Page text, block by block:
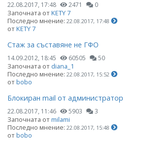
22.08.2017, 17:48 2471 0
Започната отKETY 7
Последно мнение: 22.08.2017, 17:48
отKETY 7
Стаж за съставяне не ГФО
14.09.2012, 18:45 60505 50
Започната от diana_1
Последно мнение: 22.08.2017, 15:52
отbobo
Блокиран mail от администратор
22.08.2017, 11:46 5903 3
Започната отmilami
Последно мнение: 22.08.2017, 15:48
отbobo